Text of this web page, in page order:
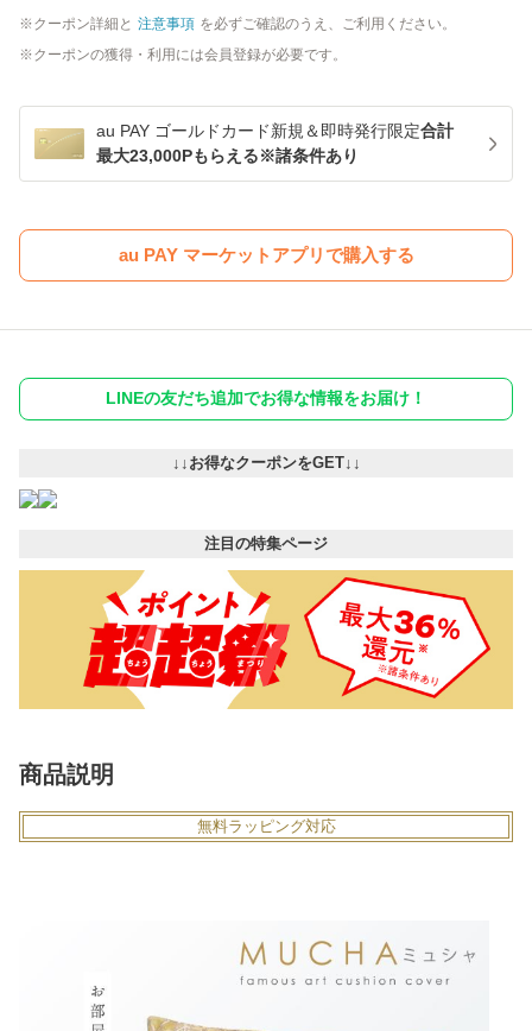
クーポン詳細と 注意事項 を必ずご確認のうえ、ご利用ください。
クーポンの獲得・利用には会員登録が必要です。
au PAY ゴールドカード新規＆即時発行限定合計
最大23,000Pもらえる※諸条件あり
au PAY マーケットアプリで購入する
LINEの友だち追加でお得な情報をお届け！
↓↓お得なクーポンをGET↓↓
注目の特集ページ
商品説明
無料ラッピング対応